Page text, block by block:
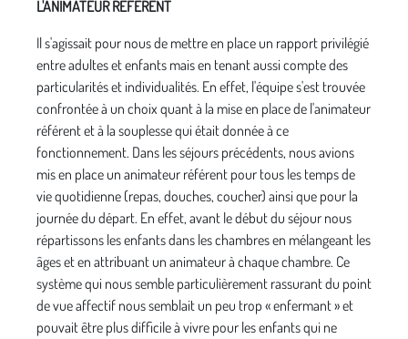
L'ANIMATEUR RÉFÉRENT
Il s'agissait pour nous de mettre en place un rapport privilégié
entre adultes et enfants mais en tenant aussi compte des
particularités et individualités. En effet, l'équipe s'est trouvée
confrontée à un choix quant à la mise en place de l'animateur
référent et à la souplesse qui était donnée à ce
fonctionnement. Dans les séjours précédents, nous avions
mis en place un ani­mateur référent pour tous les temps de
vie quoti­dienne (repas, douches, coucher) ainsi que pour la
journée du départ. En effet, avant le début du séjour nous
répartissons les enfants dans les chambres en mélangeant les
âges et en attribuant un animateur à chaque chambre. Ce
système qui nous semble particu­lièrement rassurant du point
de vue affectif nous sem­blait un peu trop « enfermant » et
pouvait être plus difficile à vivre pour les enfants qui ne